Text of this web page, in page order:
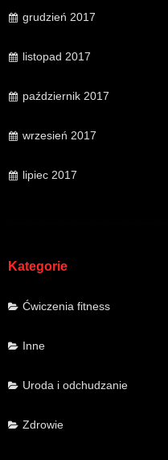
grudzień 2017
listopad 2017
październik 2017
wrzesień 2017
lipiec 2017
Kategorie
Ćwiczenia fitness
Inne
Uroda i odchudzanie
Zdrowie